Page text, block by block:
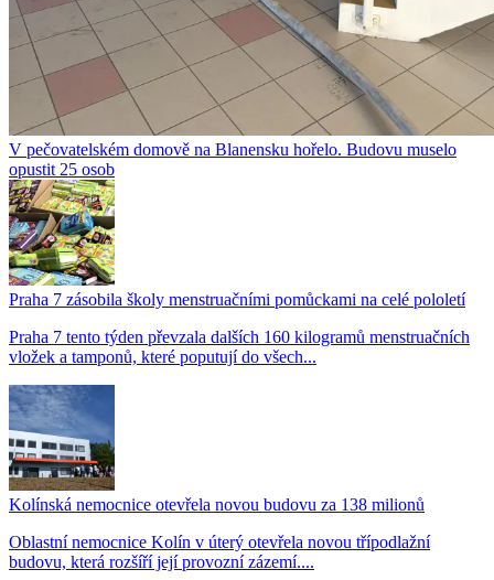
V pečovatelském domově na Blanensku hořelo. Budovu muselo
opustit 25 osob
Praha 7 zásobila školy menstruačními pomůckami na celé pololetí
Praha 7 tento týden převzala dalších 160 kilogramů menstruačních
vložek a tamponů, které poputují do všech...
Kolínská nemocnice otevřela novou budovu za 138 milionů
Oblastní nemocnice Kolín v úterý otevřela novou třípodlažní
budovu, která rozšíří její provozní zázemí....